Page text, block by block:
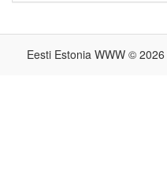
Eesti Estonia WWW © 2026